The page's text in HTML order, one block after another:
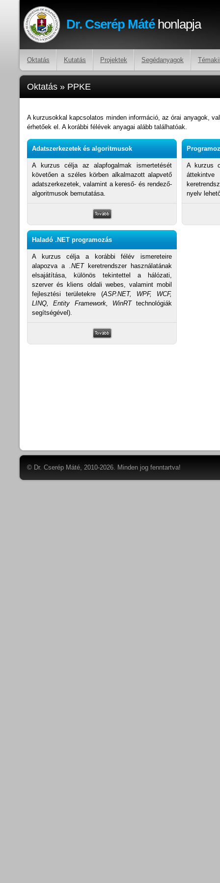
Dr. Cserép Mátéhonlapja
Oktatás Kutatás Projektek Segédanyagok
Oktatás » PPKE
A kurzusokkal kapcsolatos minden információ, az órai anyagok,
érhetőek el. A korábbi félévek anyagai alább találhatóak.
Adatszerkezetek és algoritmusok
A kurzus célja az alapfogalmak ismertetését
követően a széles körben alkalmazott alapvető
adatszerkezetek, valamint a kereső- és rendező-
algoritmusok bemutatása.
A kurzus
nyelv
Haladó .NET programozás
A kurzus célja a korábbi félév ismereteire
alapozva a .NETkeretrendszer használatának
elsajátítása, különös tekintettel a hálózati,
szerver és kliens oldali webes, valamint mobil
fejlesztési területekre (ASP.NET, WPF, WCF,
LINQ, Entity Framework, WinRTtechnológiák
segítségével).
© Dr. Cserép Máté, 2010-2026. Minden jog fenntartva!